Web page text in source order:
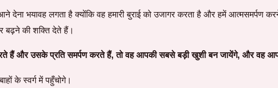
देना भयावह लगता है क्योंकि वह हमारी बुराई को उजागर करता है और हमें
की शक्ति देते हैं।
हैं और उसके प्रति समर्पण करते हैं, तो वह आपकी सबसे बड़ी खुशी बन जायेंगे, और वह
के स्वर्ग में पहुँचोगे।